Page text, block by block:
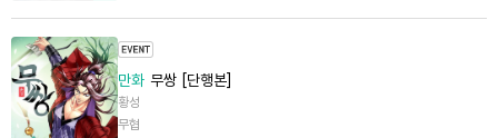
만화 무쌍 [단행본]
황성
무협